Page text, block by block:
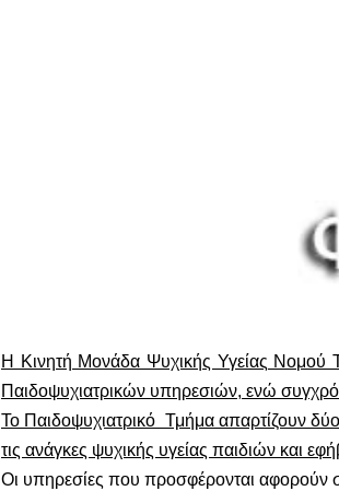
Η Κινητή Μονάδα Ψυχικής Υγείας Νομού
Παιδοψυχιατρικών υπηρεσιών, ενώ
Το Παιδοψυχιατρικό Τμήμα απαρτίζουν
τις ανάγκες ψυχικής υγείας παιδιών και
Οι υπηρεσίες που προσφέρονται αφορούν